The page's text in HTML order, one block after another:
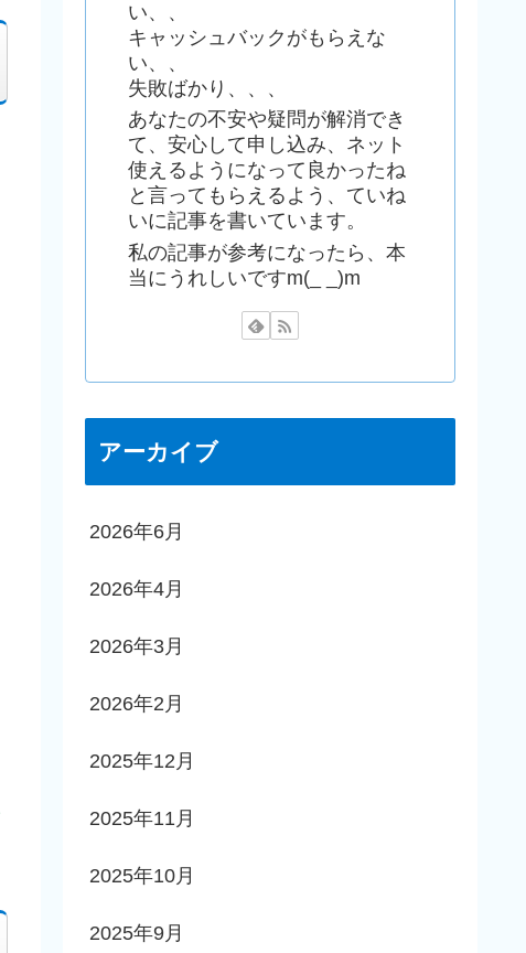
い、、
キャッシュバックがもらえな
い、、
失敗ばかり、、、
あなたの不安や疑問が解消でき
て、安心して申し込み、ネット
使えるようになって良かったね
と言ってもらえるよう、ていね
いに記事を書いています。
私の記事が参考になったら、本
当にうれしいですm(_ _)m
アーカイブ
2026年6月
2026年4月
2026年3月
2026年2月
2025年12月
2025年11月
2025年10月
2025年9月